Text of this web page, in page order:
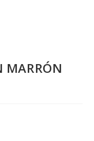
MARRÓN